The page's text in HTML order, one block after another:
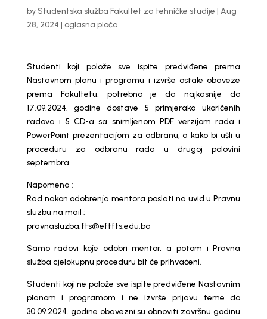
by Studentska služba Fakultet za tehničke studije | Aug
28, 2024 | oglasna ploča
Studenti koji polože sve ispite predviđene prema
Nastavnom planu i programu i izvrše ostale obaveze
prema Fakultetu, potrebno je da najkasnije do
17.09.2024. godine dostave 5 primjeraka ukoričenih
radova i 5 CD-a sa snimljenom PDF verzijom rada i
PowerPoint prezentacijom za odbranu, a kako bi ušli u
proceduru za odbranu rada u drugoj polovini
septembra.
Napomena :
Rad nakon odobrenja mentora poslati na uvid u Pravnu
sluzbu na mail :
pravnasluzba.fts@eftfts.edu.ba
Samo radovi koje odobri mentor, a potom i Pravna
služba cjelokupnu proceduru bit će prihvaćeni.
Studenti koji ne polože sve ispite predviđene Nastavnim
planom i programom i ne izvrše prijavu teme do
30.09.2024. godine obavezni su obnoviti završnu godinu